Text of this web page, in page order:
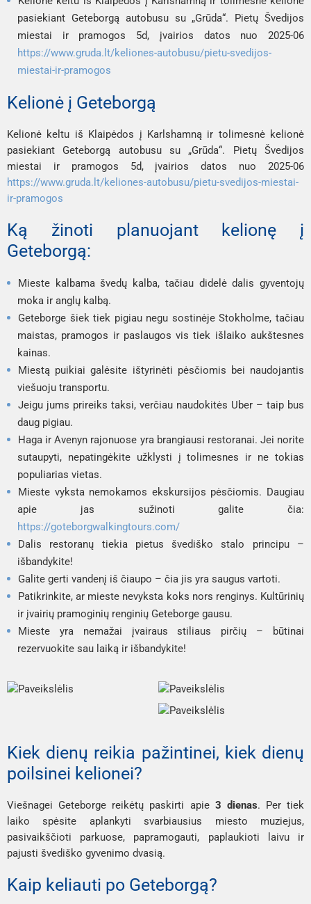
pasiekiant Geteborgą autobusu su „Grūda“. Pietų Švedijos
miestai ir pramogos 5d, įvairios datos nuo 2025-06
https://www.gruda.lt/keliones-autobusu/pietu-svedijos-
miestai-ir-pramogos
Kelionė į Geteborgą
Kelionė keltu iš Klaipėdos į Karlshamną ir tolimesnė kelionė
pasiekiant Geteborgą autobusu su „Grūda“. Pietų Švedijos
miestai ir pramogos 5d,įvairios datos nuo 2025-06
https://www.gruda.lt/keliones-autobusu/pietu-svedijos-miestai-
ir-pramogos
Ką žinoti planuojant kelionę į
Geteborgą:
Mieste kalbama švedų kalba, tačiau didelė dalis gyventojų
moka ir anglų kalbą.
Geteborge šiek tiek pigiau negu sostinėje Stokholme, tačiau
maistas, pramogos ir paslaugos vis tiek išlaiko aukštesnes
kainas.
Miestą puikiai galėsite ištyrinėti pėsčiomis bei naudojantis
viešuoju transportu.
Jeigu jums prireiks taksi, verčiau naudokitės Uber – taip bus
daug pigiau.
Haga irAvenyn rajonuose yra brangiausi restoranai. Jei norite
sutaupyti, nepatingėkite užklysti į tolimesnes ir ne tokias
populiarias vietas.
Mieste vyksta nemokamos ekskursijos pėsčiomis. Daugiau
apie jas sužinoti galite čia:
https://goteborgwalkingtours.com/
Dalis restoranų tiekia pietus švediško stalo principu –
išbandykite!
Galite gerti vandenį iš čiaupo – čia jis yra saugus vartoti.
Patikrinkite, ar mieste nevyksta koks nors renginys. Kultūrinių
ir įvairių pramoginių renginių Geteborge gausu.
Mieste yra nemažai įvairaus stiliaus pirčių – būtinai
rezervuokite sau laiką ir išbandykite!
Kiek dienų reikia pažintinei, kiek dienų
poilsinei kelionei?
Viešnagei Geteborge reikėtų paskirti apie 3 dienas. Per tiek
laiko spėsite aplankyti svarbiausius miesto muziejus,
pasivaikščioti parkuose, papramogauti, paplaukioti laivu ir
pajusti švediško gyvenimo dvasią.
Kaip keliauti po Geteborgą?